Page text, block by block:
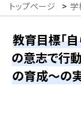
トップページ > 学
教育目標「自
の意志で行
の育成～の